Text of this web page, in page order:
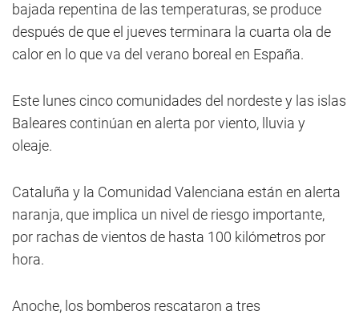
bajada repentina de las temperaturas, se produce
después de que el jueves terminara la cuarta ola de
calor en lo que va del verano boreal en España.
Este lunes cinco comunidades del nordeste y las islas
Baleares continúan en alerta por viento, lluvia y
oleaje.
Cataluña y la Comunidad Valenciana están en alerta
naranja, que implica un nivel de riesgo importante,
por rachas de vientos de hasta 100 kilómetros por
hora.
Anoche, los bomberos rescataron a tres